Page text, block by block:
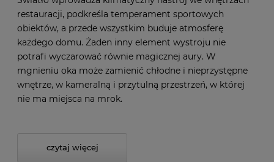
restauracji, podkreśla temperament sportowych
obiektów, a przede wszystkim buduje atmosferę
każdego domu. Żaden inny element wystroju nie
potrafi wyczarować równie magicznej aury. W
mgnieniu oka może zamienić chłodne i nieprzystępne
wnętrze, w kameralną i przytulną przestrzeń, w której
nie ma miejsca na mrok.
czytaj więcej